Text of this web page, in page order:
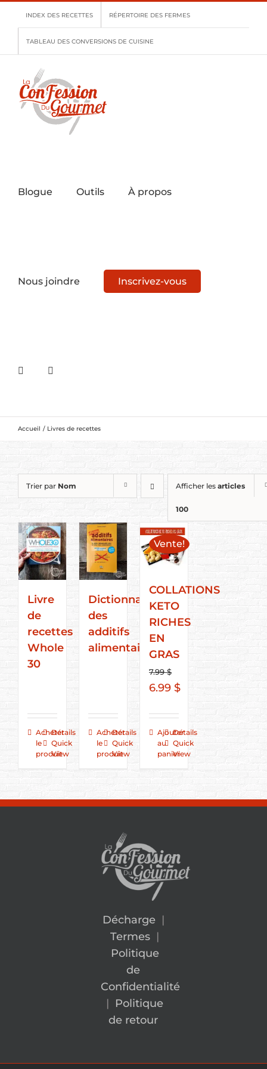
content
INDEX DES RECETTES RÉPERTOIRE DES FERMES
TABLEAU DES CONVERSIONS DE CUISINE
Blogue Outils À propos
Nous joindre Inscrivez-vous
Accueil Livres de recettes
Trier par Nom Afficher les articles
100
Livre
de
recettes
Whole
30
Acheter
le
produit
Détails
Quick
View
Dictionnaire
des
additifs
alimentaires
Acheter
le
produit
Détails
Quick
View
Vente!
COLLATIONS
KETO
RICHES
EN
GRAS
7.99$
Le
initial
était :
7.99 $.
6.99 $Le
actuel
est :
6.99 $.
Ajouter
au
panier
Détails
Quick
View
Décharge|
Termes |
Politique
de
Confidentialité
| Politique
de retour